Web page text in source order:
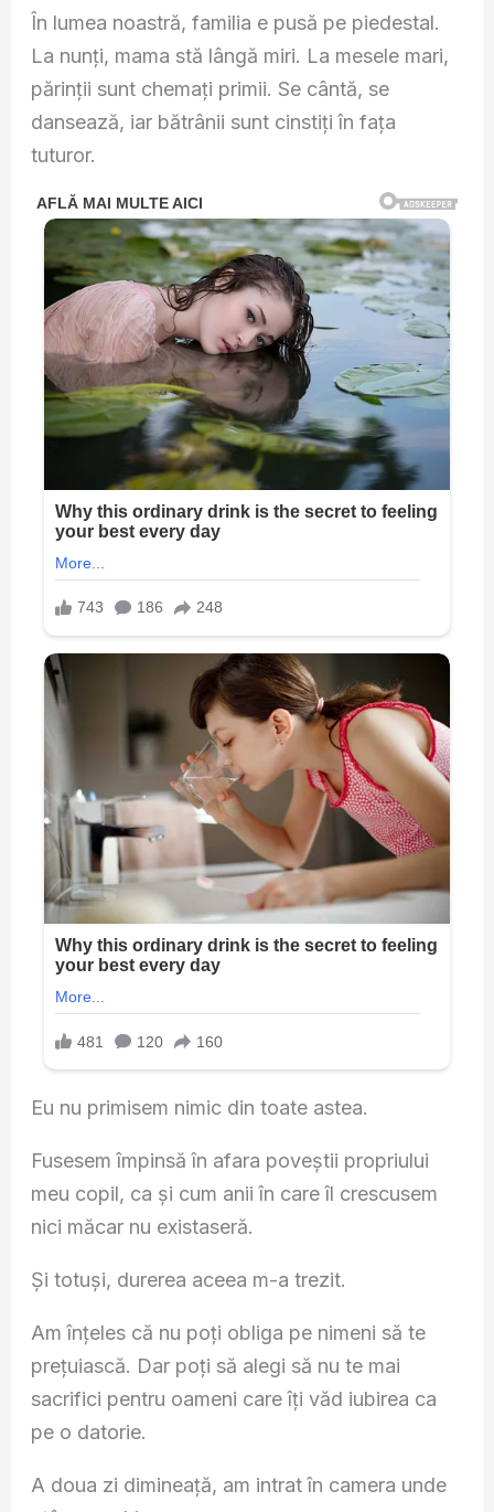
În lumea noastră, familia e pusă pe piedestal.
La nunți, mama stă lângă miri. La mesele mari,
părinții sunt chemați primii. Se cântă, se
dansează, iar bătrânii sunt cinstiți în fața
tuturor.
Eu nu primisem nimic din toate astea.
Fusesem împinsă în afara poveștii propriului
meu copil, ca și cum anii în care îl crescusem
nici măcar nu existaseră.
Și totuși, durerea aceea m-a trezit.
Am înțeles că nu poți obliga pe nimeni să te
prețuiască. Dar poți să alegi să nu te mai
sacrifici pentru oameni care îți văd iubirea ca
pe o datorie.
A doua zi dimineață, am intrat în camera unde